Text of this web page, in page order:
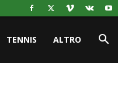
TENNIS ALTRO